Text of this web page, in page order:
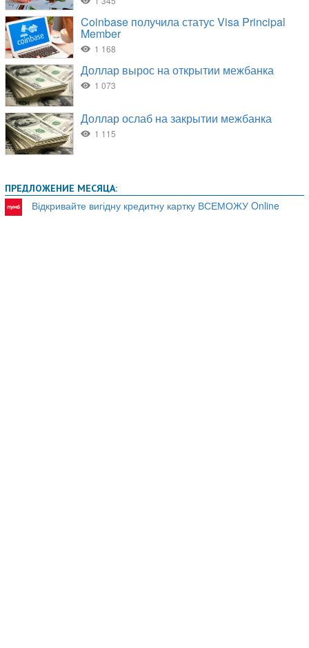
ПРЕДЛОЖЕНИЕ МЕСЯЦА:
Відкривайте вигідну кредитну картку ВСЕМОЖУ Online